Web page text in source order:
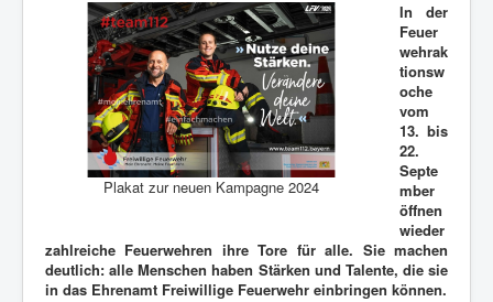
Plakat zur neuen Kampagne 2024
In der
Feuer
wehrak
tionsw
oche
vom
13. bis
22.
Septe
mber
öffnen
wieder
zahlreiche Feuerwehren ihre Tore für alle. Sie machen
deutlich: alle Menschen haben Stärken und Talente, die sie
in das Ehrenamt Freiwillige Feuerwehr einbringen können.